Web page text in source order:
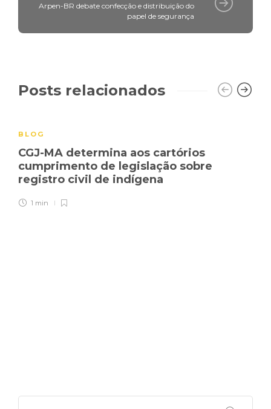
Arpen-BR debate confecção e distribuição do
papel de segurança
Posts relacionados
BLOG
CGJ-MA determina aos cartórios
cumprimento de legislação sobre
registro civil de indígena
1 min